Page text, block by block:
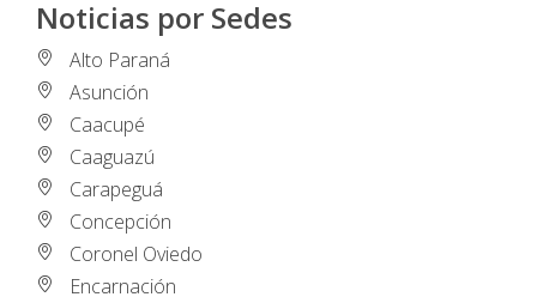
Noticias por Sedes
Alto Paraná
Asunción
Caacupé
Caaguazú
Carapeguá
Concepción
Coronel Oviedo
Encarnación